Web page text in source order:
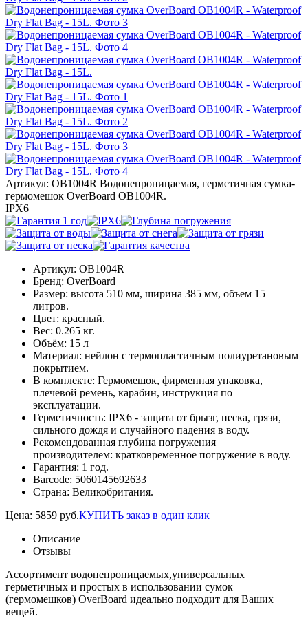
Артикул: OB1004R Водонепроницаемая, герметичная сумка-
гермомешок OverBoard OB1004R.
IPX6
Артикул: OB1004R
Бренд: OverBoard
Размер: высота 510 мм, ширина 385 мм, объем 15
литров.
Цвет: красный.
Вес: 0.265 кг.
Объём: 15 л
Материал: нейлон с термопластичным полиуретановым
покрытием.
В комплекте: Гермомешок, фирменная упаковка,
плечевой ремень, карабин, инструкция по
эксплуатации.
Герметичность: IPX6 - защита от брызг, песка, грязи,
сильного дождя и случайного падения в воду.
Рекомендованная глубина погружения
производителем: кратковременное погружение в воду.
Гарантия: 1 год.
Barcode: 5060145692633
Страна: Великобритания.
Цена: 5859 руб.КУПИТЬ заказ в один клик
Описание
Отзывы
Ассортимент водонепроницаемых,универсальных
герметичных и простых в использовании сумок
(гермомешков) OverBoard идеально подходит для Ваших
вещей.